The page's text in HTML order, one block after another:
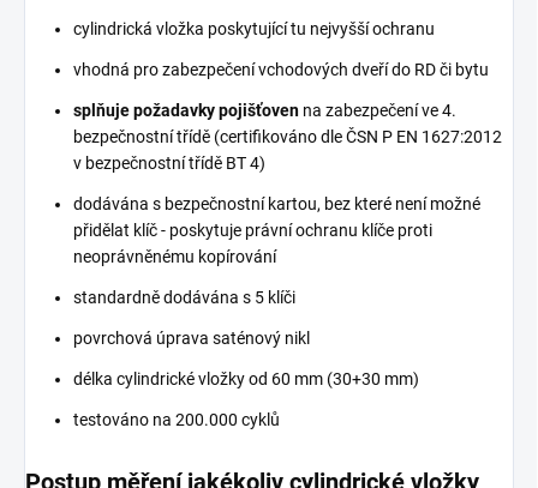
cylindrická vložka poskytující tu nejvyšší ochranu
vhodná pro zabezpečení vchodových dveří do RD či bytu
splňuje požadavky pojišťoven na zabezpečení ve 4.
bezpečnostní třídě (certifikováno dle ČSN P EN 1627:2012
v bezpečnostní třídě BT 4)
dodávána s bezpečnostní kartou, bez které není možné
přidělat klíč - poskytuje právní ochranu klíče proti
neoprávněnému kopírování
standardně dodávána s 5 klíči
povrchová úprava saténový nikl
délka cylindrické vložky od 60 mm (30+30 mm)
testováno na 200.000 cyklů
Postup měření jakékoliv cylindrické vložky